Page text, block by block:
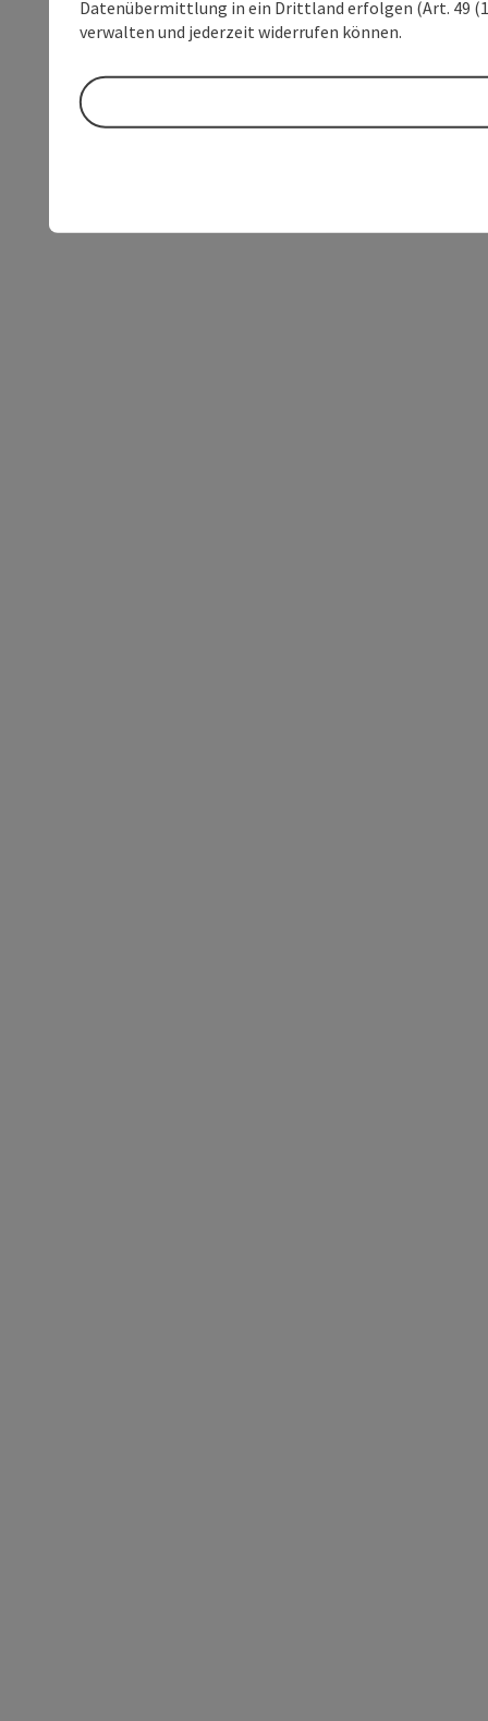
Datenübermittlung in ein Drittland erfolgen (Art. 49
verwalten und jederzeit widerrufen können.